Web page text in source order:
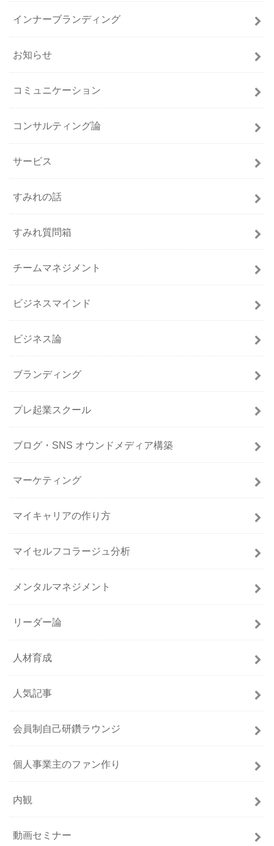
インナーブランディング
お知らせ
コミュニケーション
コンサルティング論
サービス
すみれの話
すみれ質問箱
チームマネジメント
ビジネスマインド
ビジネス論
ブランディング
プレ起業スクール
ブログ・SNS オウンドメディア構築
マーケティング
マイキャリアの作り方
マイセルフコラージュ分析
メンタルマネジメント
リーダー論
人材育成
人気記事
会員制自己研鑽ラウンジ
個人事業主のファン作り
内観
動画セミナー